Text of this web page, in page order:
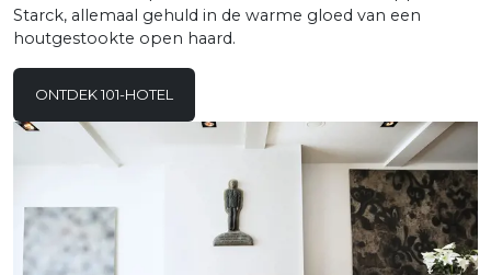
Starck, allemaal gehuld in de warme gloed van een
houtgestookte open haard.
ONTDEK 101-HOTEL